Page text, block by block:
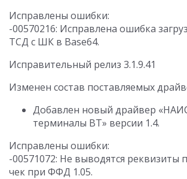
Исправлены ошибки:
-00570216: Исправлена ошибка
ТСД с ШК в Base64.
Исправительный релиз 3.1.9.41
Изменен состав поставляемых
Добавлен новый драйвер
терминалы ВТ» версии 1.4.
Исправлены ошибки:
-00571072: Не выводятся реквизиты
чек при ФФД 1.05.